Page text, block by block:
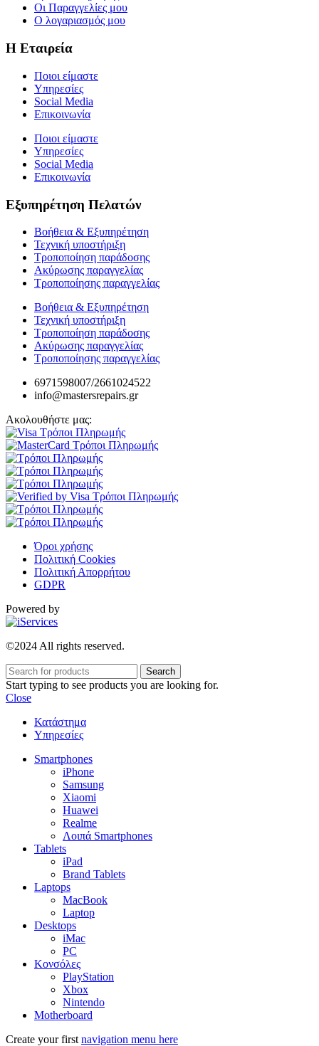
Οι Παραγγελίες μου
Ο λογαριασμός μου
Η Εταιρεία
Ποιοι είμαστε
Υπηρεσίες
Social Media
Επικοινωνία
Ποιοι είμαστε
Υπηρεσίες
Social Media
Επικοινωνία
Εξυπηρέτηση Πελατών
Βοήθεια & Εξυπηρέτηση
Τεχνική υποστήριξη
Τροποποίηση παράδοσης
Ακύρωσης παραγγελίας
Τροποποίησης παραγγελίας
Βοήθεια & Εξυπηρέτηση
Τεχνική υποστήριξη
Τροποποίηση παράδοσης
Ακύρωσης παραγγελίας
Τροποποίησης παραγγελίας
6971598007/2661024522
info@mastersrepairs.gr
Ακολουθήστε μας:
Όροι χρήσης
Πολιτική Cookies
Πολιτική Απορρήτου
GDPR
Powered by
©2024 All rights reserved.
Search
Start typing to see products you are looking for.
Close
Κατάστημα
Υπηρεσίες
Smartphones
iPhone
Samsung
Xiaomi
Huawei
Realme
Λοιπά Smartphones
Tablets
iPad
Brand Tablets
Laptops
MacBook
Laptop
Desktops
iMac
PC
Κονσόλες
PlayStation
Xbox
Nintendo
Motherboard
Create your first navigation menu here